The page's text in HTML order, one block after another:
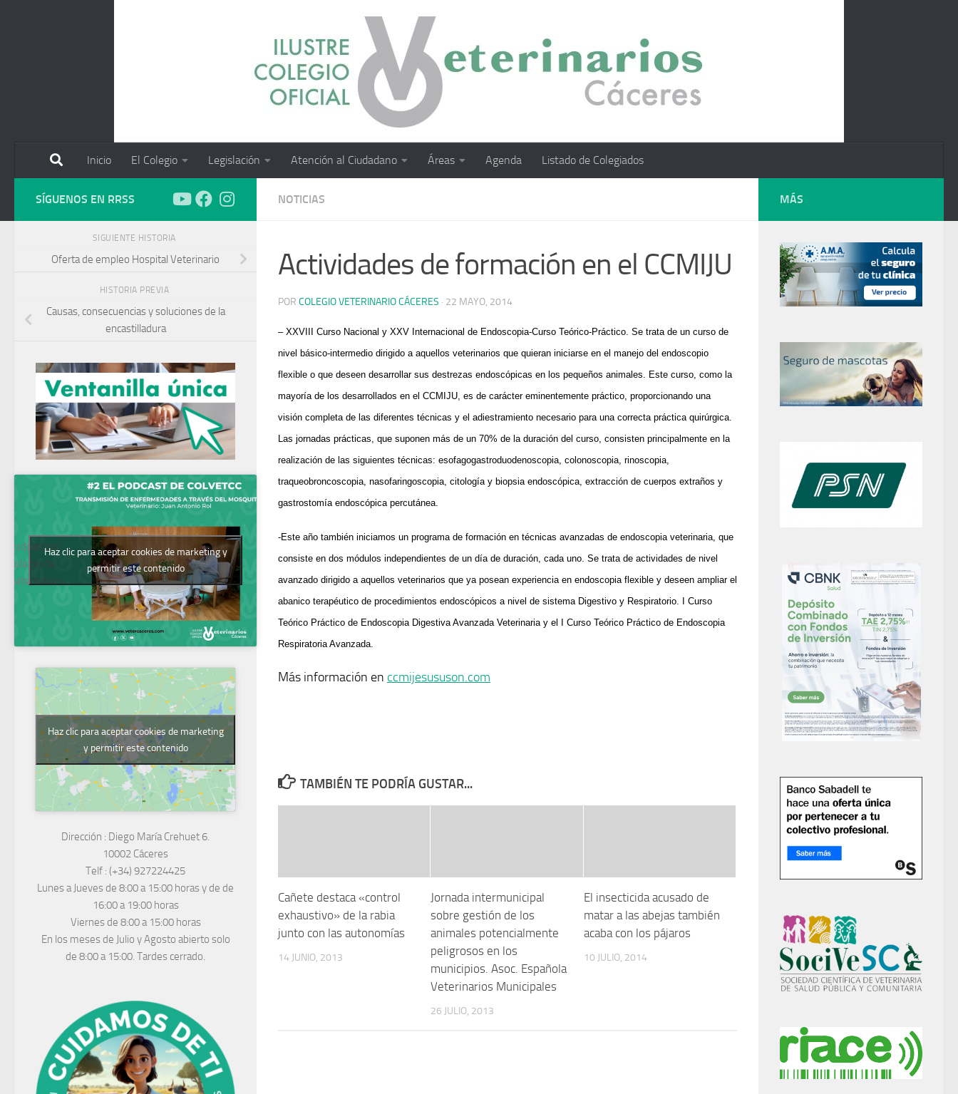
Inicio El Colegio Legislación Atención al Ciudadano Áreas Agenda Listado de Colegiados
NOTICIAS
Actividades de formación en el CCMIJU
POR COLEGIO VETERINARIO CÁCERES · 22 MAYO, 2014
– XXVIII Curso Nacional y XXV Internacional de Endoscopia-Curso Teórico-Práctico. Se trata de un curso de
nivel básico-intermedio dirigido a aquellos veterinarios que quieran iniciarse en el manejo del endoscopio
flexible o que deseen desarrollar sus destrezas endoscópicas en los pequeños animales. Este curso, como la
mayoría de los desarrollados en el CCMIJU, es de carácter eminentemente práctico, proporcionando una
visión completa de las diferentes técnicas y el adiestramiento necesario para una correcta práctica quirúrgica.
Las jornadas prácticas, que suponen más de un 70% de la duración del curso, consisten principalmente en la
realización de las siguientes técnicas: esofagogastroduodenoscopia, colonoscopia, rinoscopia,
traqueobroncoscopia, nasofaringoscopia, citología y biopsia endoscópica, extracción de cuerpos extraños y
gastrostomía endoscópica percutánea.
-Este año también iniciamos un programa de formación en técnicas avanzadas de endoscopia veterinaria, que
consiste en dos módulos independientes de un día de duración, cada uno. Se trata de actividades de nivel
avanzado dirigido a aquellos veterinarios que ya posean experiencia en endoscopia flexible y deseen ampliar el
abanico terapéutico de procedimientos endoscópicos a nivel de sistema Digestivo y Respiratorio. I Curso
Teórico Práctico de Endoscopia Digestiva Avanzada Veterinaria y el I Curso Teórico Práctico de Endoscopia
Respiratoria Avanzada.
Más información en ccmijesususon.com
TAMBIÉN TE PODRÍA GUSTAR...
Cañete destaca «control
exhaustivo» de la rabia
junto con las autonomías
14 JUNIO, 2013
Jornada intermunicipal
sobre gestión de los
animales potencialmente
peligrosos en los
municipios. Asoc. Española
Veterinarios Municipales
26 JULIO, 2013
El insecticida acusado de
matar a las abejas también
acaba con los pájaros
10 JULIO, 2014
SÍGUENOS EN RRSS
SIGUIENTE HISTORIA
Oferta de empleo Hospital Veterinario
HISTORIA PREVIA
Causas, consecuencias y soluciones de la
encastilladura
Podcast del
Colegio de
Veterinarios
Haz clic para aceptar cookies de marketing y
permitir este contenido
Haz clic para aceptar cookies de marketing
y permitir este contenido
Dirección : Diego María Crehuet 6.
10002 Cáceres
Telf : (+34) 927224425
Lunes a Jueves de 8:00 a 15:00 horas y de de
16:00 a 19:00 horas
Viernes de 8:00 a 15:00 horas
En los meses de Julio y Agosto abierto solo
de 8:00 a 15:00. Tardes cerrado.
MÁS